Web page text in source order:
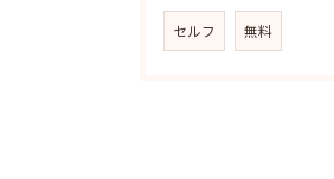
セルフ 無料